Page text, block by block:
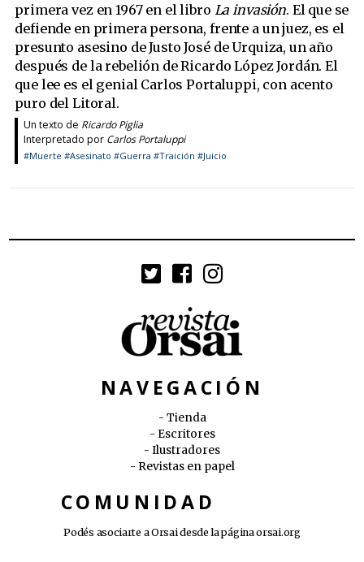
primera vez en 1967 en el libro La invasión. El que se
defiende en primera persona, frente a un juez, es el
presunto asesino de Justo José de Urquiza, un año
después de la rebelión de Ricardo López Jordán. El
que lee es el genial Carlos Portaluppi, con acento
puro del Litoral.
Un texto de Ricardo Piglia
Interpretado por Carlos Portaluppi
#Muerte #Asesinato #Guerra #Traición #Juicio
NAVEGACIÓN
Tienda
Escritores
Ilustradores
Revistas en papel
COMUNIDAD
Podés asociarte a Orsai desde la páginaorsai.org